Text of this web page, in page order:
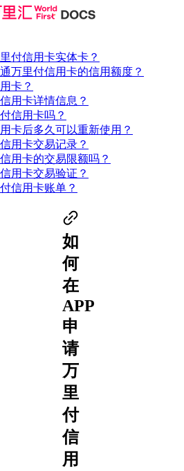
付信用卡实体卡？
万里付信用卡的信用额度？
卡？
用卡详情信息？
信用卡吗？
卡后多久可以重新使用？
用卡交易记录？
用卡的交易限额吗？
用卡交易验证？
信用卡账单？
如
何
在
APP
申
请
万
里
付
信
用